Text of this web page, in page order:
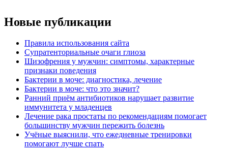
Новые публикации
Правила использования сайта
Супратенториальные очаги глиоза
Шизофрения у мужчин: симптомы, характерные
признаки поведения
Бактерии в моче: диагностика, лечение
Бактерии в моче: что это значит?
Ранний приём антибиотиков нарушает развитие
иммунитета у младенцев
Лечение рака простаты по рекомендациям помогает
большинству мужчин пережить болезнь
Учёные выяснили, что ежедневные тренировки
помогают лучше спать